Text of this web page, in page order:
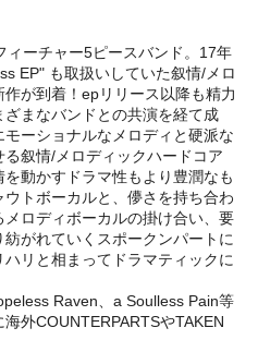
ィーチャー5ピースバンド。17年
EP" も取扱いしていた叙情/メロ
が到着！epリリース以降も精力
まなバンドとの共演を経て成
ーショナルなメロディと硬派な
叙情/メロディックハードコア
動かすドラマ性もより豊潤なも
トボーカルと、儚さを持ち合わ
ロディボーカルの掛け合い、要
がれていくスポークンパートに
リと相まってドラマティックに
Raven、a Soulless Pain等
外COUNTERPARTSやTAKEN